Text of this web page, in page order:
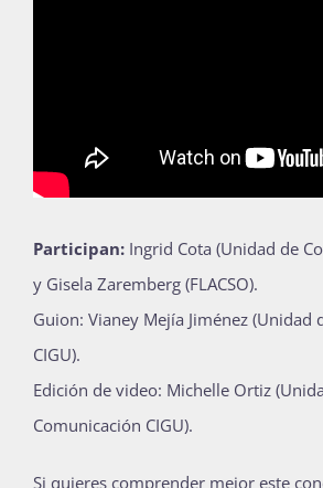
Participan: Ingrid Cota (Unidad de
y Gisela Zaremberg (FLACSO).
Guion: Vianey Mejía Jiménez (Unidad
CIGU).
Edición de video: Michelle Ortiz
Comunicación CIGU).
Si quieres comprender mejor este